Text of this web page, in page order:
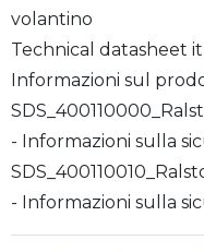
volantino
Technical datasheet it
Informazioni sul
- Informazioni sulla
- Informazioni sulla